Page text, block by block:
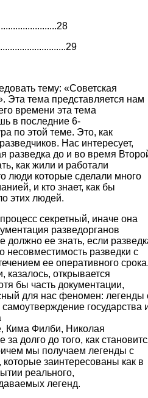
тему: «Советская
Эта тема представляется нам
времени эта тема
в последние 6-
по этой теме. Это, как
Нас интересует,
разведка до и во время
как жили и работали
люди которые сделали много
и кто знает, как бы
этих людей.
секретный, иначе она
разведорганов
должно ее знать, если
несовместимость разведки с
ее оперативного
казалось, открывается
бы часть документации,
для нас феномен: легенды
государства
Кима Филби, Николая
долго до того, как
мы получаем легенды с
заинтересованы как в
реального,
легенд.